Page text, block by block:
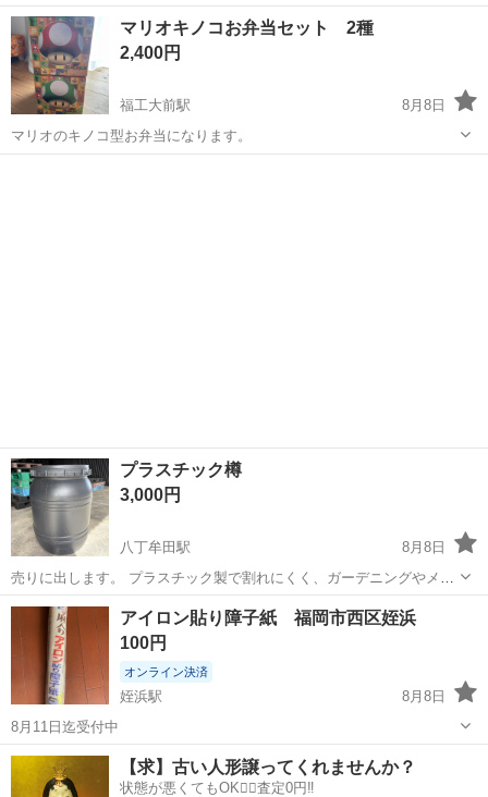
ス・ウンベラータです。 現在の全長は約148cmあります。 新芽も出て
おり、まだまだ成長中です。 現在は枝が細めですが、植え替えや適切
な肥料・日当たりの管理を...
福岡 福岡市 竹下駅 家庭用品 ウンベラータ
マリオキノコお弁当セット 2種
2,400円
福工大前駅
8月8日
マリオのキノコ型お弁当になります。
プラスチック樽
3,000円
八丁牟田駅
8月8日
売りに出します。 プラスチック製で割れにくく、ガーデニングやメダ
カ入れなどに良いかと思います。 高さは77.8センチほどあります。 写
真を見ていただいたらわかると思います。
福岡 大川市 八丁牟田駅 家庭用品
アイロン貼り障子紙 福岡市西区姪浜
100円
オンライン決済
姪浜駅
8月8日
8月11日迄受付中
福岡 福岡市 姪浜駅 家庭用品 障子紙
【求】古い人形譲ってくれませんか？
状態が悪くてもOK🙆‍♀️査定0円‼️